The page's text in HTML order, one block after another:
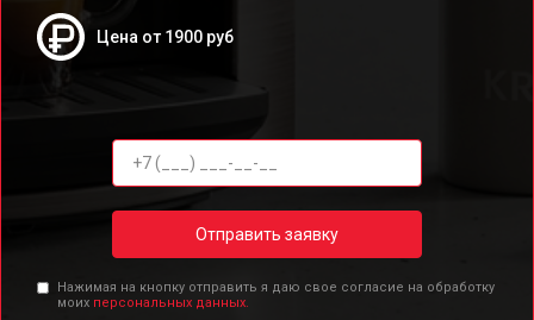
Цена от 1900 руб
Отправить заявку
Нажимая на кнопку отправить я даю свое согласие на обработку
моих персональных данных.